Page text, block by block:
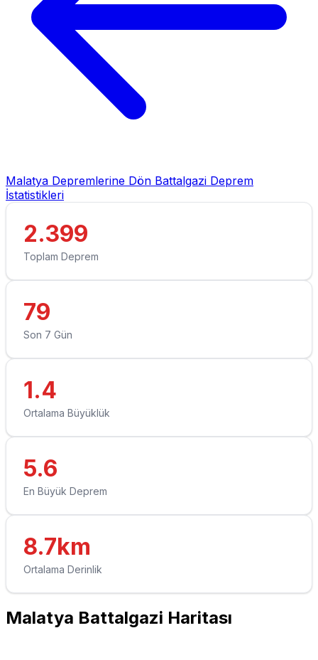
Malatya Depremlerine Dön Battalgazi Deprem
İstatistikleri
2.399
Toplam Deprem
79
Son 7 Gün
1.4
Ortalama Büyüklük
5.6
En Büyük Deprem
8.7km
Ortalama Derinlik
Malatya Battalgazi Haritası